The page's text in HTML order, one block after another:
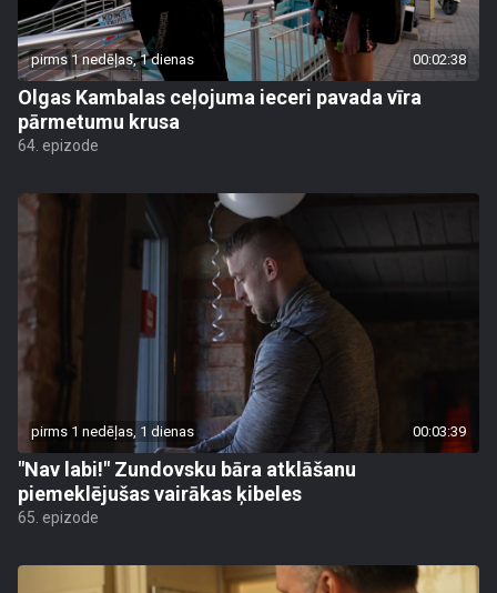
pirms 1 nedēļas, 1 dienas 00:02:38
Olgas Kambalas ceļojuma ieceri pavada vīra
pārmetumu krusa
64. epizode
pirms 1 nedēļas, 1 dienas 00:03:39
"Nav labi!" Zundovsku bāra atklāšanu
piemeklējušas vairākas ķibeles
65. epizode